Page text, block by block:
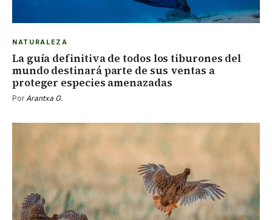
NATURALEZA
La guía definitiva de todos los tiburones del
mundo destinará parte de sus ventas a
proteger especies amenazadas
Por Arantxa G.